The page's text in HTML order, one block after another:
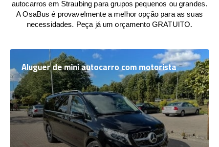
autocarros em Straubing para grupos pequenos ou grandes.
A OsaBus é provavelmente a melhor opção para as suas
necessidades. Peça já um orçamento GRATUITO.
Aluguer de mini autocarro com motorista